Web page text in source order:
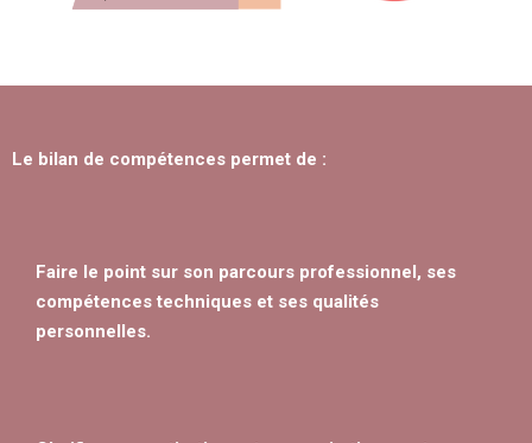
Le bilan de compétences permet de :
Faire le point sur son parcours professionnel, ses
compétences techniques et ses qualités
personnelles.